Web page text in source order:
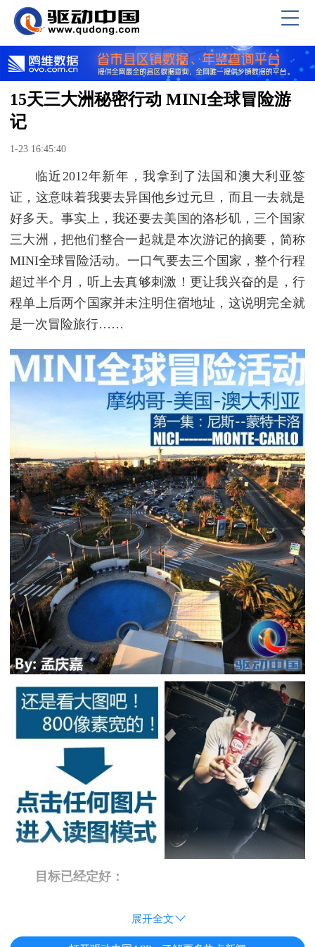
15天三大洲秘密行动 MINI全球冒险游
记
1-23 16:45:40
临近2012年新年，我拿到了法国和澳大利亚签
证，这意味着我要去异国他乡过元旦，而且一去就是
好多天。事实上，我还要去美国的洛杉矶，三个国家
三大洲，把他们整合一起就是本次游记的摘要，简称
MINI全球冒险活动。一口气要去三个国家，整个行程
超过半个月，听上去真够刺激！更让我兴奋的是，行
程单上后两个国家并未注明住宿地址，这说明完全就
是一次冒险旅行……
目标已经定好：
展开全文